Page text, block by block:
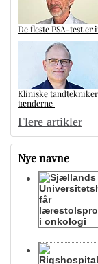
De fleste PSA-test
Kliniske
tænderne
Flere artikler
Nye navne